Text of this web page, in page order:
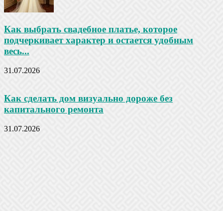
Как выбрать свадебное платье, которое
подчеркивает характер и остается удобным
весь...
31.07.2026
Как сделать дом визуально дороже без
капитального ремонта
31.07.2026